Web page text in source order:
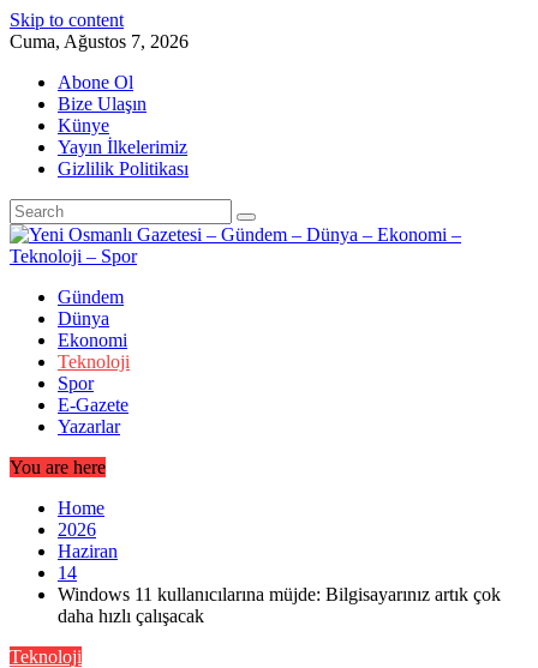
Skip to content
Cuma, Ağustos 7, 2026
Abone Ol
Bize Ulaşın
Künye
Yayın İlkelerimiz
Gizlilik Politikası
Gündem
Dünya
Ekonomi
Teknoloji
Spor
E-Gazete
Yazarlar
You are here
Home
2026
Haziran
14
Windows 11 kullanıcılarına müjde: Bilgisayarınız artık çok
daha hızlı çalışacak
Teknoloji